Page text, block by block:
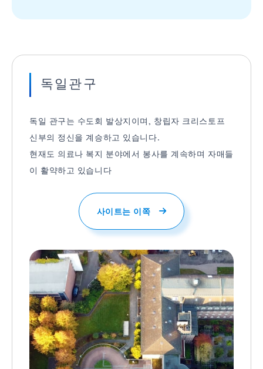
독일관구
독일 관구는 수도회 발상지이며, 창립자 크리스토프
신부의 정신을 계승하고 있습니다.
현재도 의료나 복지 분야에서 봉사를 계속하며 자매들
이 활약하고 있습니다
사이트는 이쪽